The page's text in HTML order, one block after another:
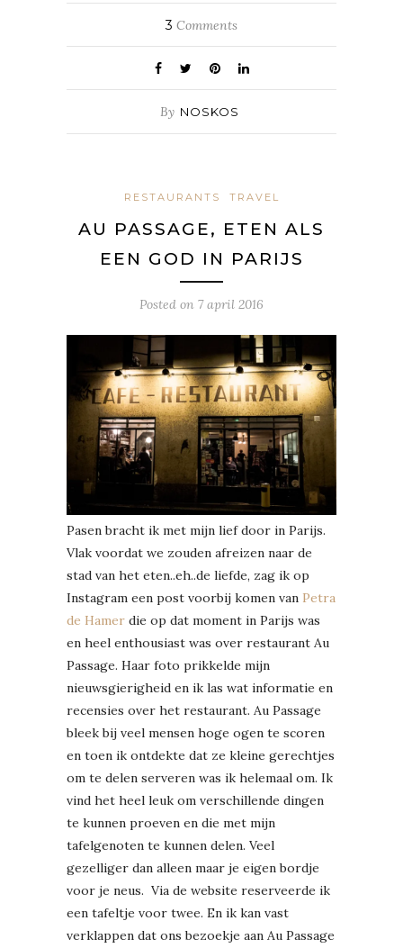
3 Comments
By NOSKOS
RESTAURANTS TRAVEL
AU PASSAGE, ETEN ALS
EEN GOD IN PARIJS
Posted on 7 april 2016
Pasen bracht ik met mijn lief door in Parijs.
Vlak voordat we zouden afreizen naar de
stad van het eten..eh..de liefde, zag ik op
Instagram een post voorbij komen van Petra
de Hamer die op dat moment in Parijs was
en heel enthousiast was over restaurant Au
Passage. Haar foto prikkelde mijn
nieuwsgierigheid en ik las wat informatie en
recensies over het restaurant. Au Passage
bleek bij veel mensen hoge ogen te scoren
en toen ik ontdekte dat ze kleine gerechtjes
om te delen serveren was ik helemaal om. Ik
vind het heel leuk om verschillende dingen
te kunnen proeven en die met mijn
tafelgenoten te kunnen delen. Veel
gezelliger dan alleen maar je eigen bordje
voor je neus. Via de website reserveerde ik
een tafeltje voor twee. En ik kan vast
verklappen dat ons bezoekje aan Au Passage